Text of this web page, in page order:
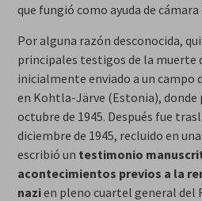
que fungió como ayuda de
Por alguna razón desconocida,
principales testigos de la muerte
inicialmente enviado a un campo
en Kohtla-Järve (Estonia), donde
octubre de 1945. Después fue
diciembre de 1945, recluido en
escribió un testimonio
acontecimientos previos a la
nazien pleno cuartel general del